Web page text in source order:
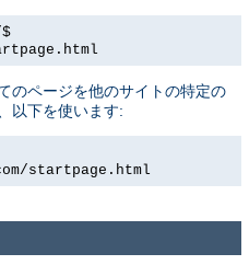
のページを他のサイトの特定の
以下を使います:
startpage.html